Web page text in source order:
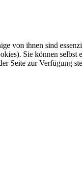
von ihnen sind
Sie können
Seite zur Verfügung